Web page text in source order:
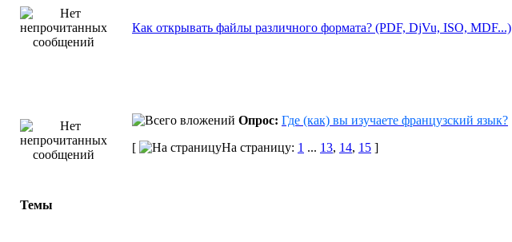
Как открывать файлы различного формата? (PDF, DjVu, ISO, MDF...)
Опрос: Где (как) вы изучаете французский язык?
[
На страницу: 1 ... 13, 14, 15 ]
Темы